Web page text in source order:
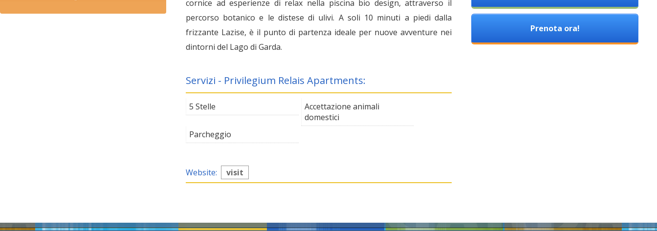
cornice ad esperienze di relax nella piscina bio design, attraverso il
percorso botanico e le distese di ulivi. A soli 10 minuti a piedi dalla
frizzante Lazise, è il punto di partenza ideale per nuove avventure nei
dintorni del Lago di Garda.
Servizi - Privilegium Relais Apartments:
5 Stelle
Accettazione animali
domestici
Parcheggio
Website: visit
Prenota ora!